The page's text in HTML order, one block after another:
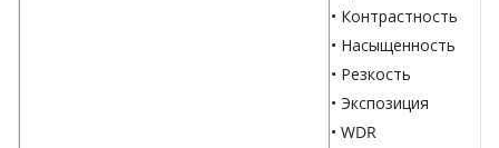
• Контрастность
• Насыщенность
• Резкость
• Экспозиция
• WDR